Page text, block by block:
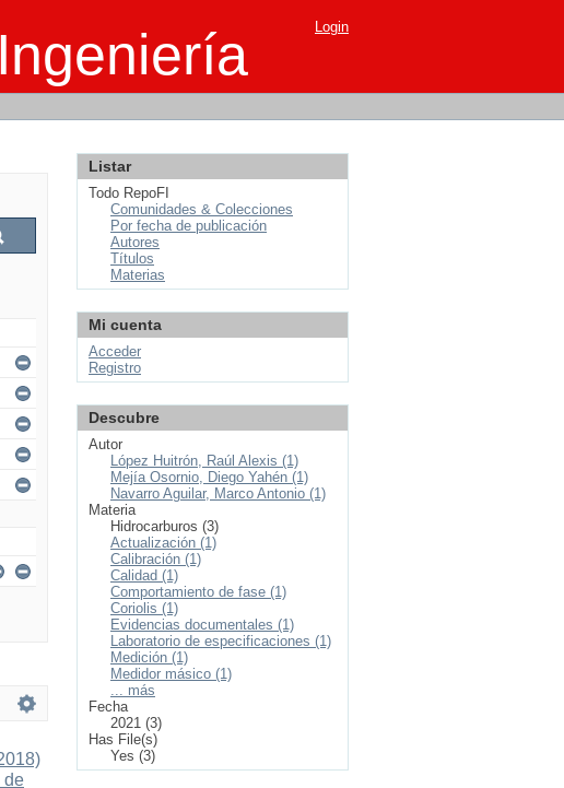
Login
de
Listar
Todo RepoFI
Comunidades & Colecciones
Por fecha de publicación
Autores
Títulos
Materias
Mi cuenta
Acceder
Registro
Descubre
Autor
López Huitrón, Raúl Alexis (1)
Mejía Osornio, Diego Yahén (1)
Navarro Aguilar, Marco Antonio (1)
Materia
Hidrocarburos (3)
Actualización (1)
Calibración (1)
Calidad (1)
Comportamiento de fase (1)
Coriolis (1)
Evidencias documentales (1)
Laboratorio de especificaciones (1)
Medición (1)
Medidor másico (1)
... más
Fecha
2021 (3)
Has File(s)
Yes (3)